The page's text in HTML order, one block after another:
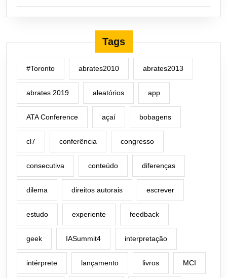
Tags
#Toronto abrates2010 abrates2013
abrates 2019 aleatórios app
ATA Conference açaí bobagens
cl7 conferência congresso
consecutiva conteúdo diferenças
dilema direitos autorais escrever
estudo experiente feedback
geek IASummit4 interpretação
intérprete lançamento livros MCI